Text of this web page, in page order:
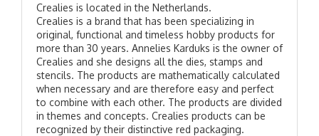
Crealies is located in the Netherlands.
Crealies is a brand that has been specializing in
original, functional and timeless hobby products for
more than 30 years. Annelies Karduks is the owner of
Crealies and she designs all the dies, stamps and
stencils. The products are mathematically calculated
when necessary and are therefore easy and perfect
to combine with each other. The products are divided
in themes and concepts. Crealies products can be
recognized by their distinctive red packaging.